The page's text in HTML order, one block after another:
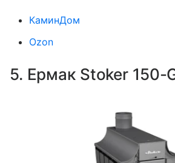
КаминДом
Ozon
5. Ермак Stoker 150-